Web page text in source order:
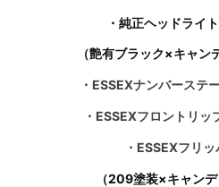
・純正ヘッドライ
（艶有ブラック×キャン
・ESSEXナンバーステ
・ESSEXフロントリ
・ESSEXフリ
（209塗装×キャンデ